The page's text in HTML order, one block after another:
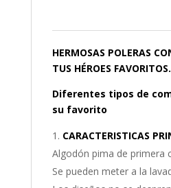
HERMOSAS POLERAS
TUS HÉROES FAVORITOS.
Diferentes tipos de
su favorito
CARACTERISTICAS
Algodón pima de primera
Se pueden meter a la